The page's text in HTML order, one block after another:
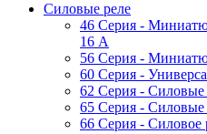
Силовые реле
46 Серия -
16 A
56 Серия -
60 Серия -
62 Серия - Силовые
65 Серия - Силовые
66 Серия - Силовое